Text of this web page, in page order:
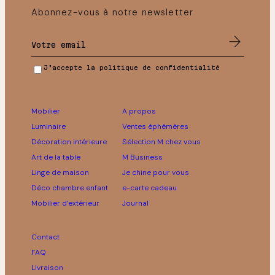
Abonnez-vous à notre newsletter
J’accepte la politique de confidentialité
Mobilier
Luminaire
Décoration intérieure
Art de la table
Linge de maison
Déco chambre enfant
Mobilier d’extérieur
A propos
Ventes éphémères
Sélection M chez vous
M Business
Je chine pour vous
e-carte cadeau
Journal
Contact
FAQ
Livraison